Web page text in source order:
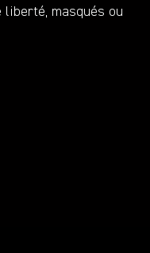
liberté, masqués ou